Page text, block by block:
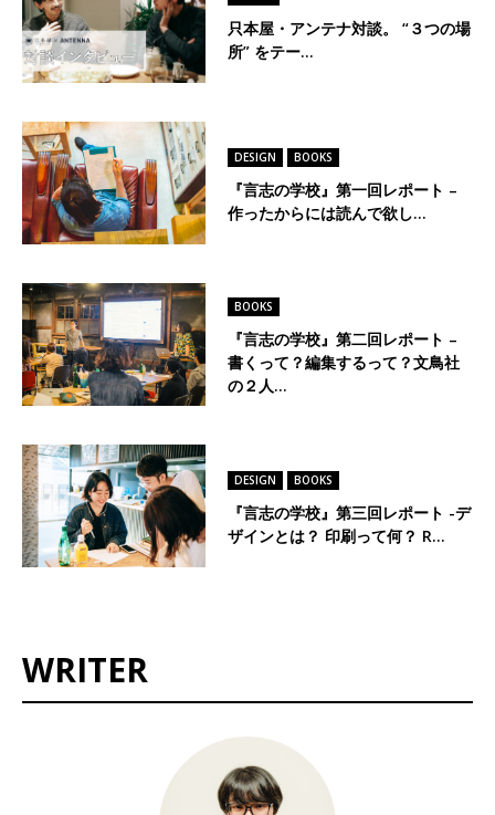
只本屋・アンテナ対談。 “３つの場
所” をテー…
DESIGN BOOKS
『言志の学校』第一回レポート –
作ったからには読んで欲し…
BOOKS
『言志の学校』第二回レポート –
書くって？編集するって？文鳥社
の２人…
DESIGN BOOKS
『言志の学校』第三回レポート -デ
ザインとは？ 印刷って何？ R…
WRITER